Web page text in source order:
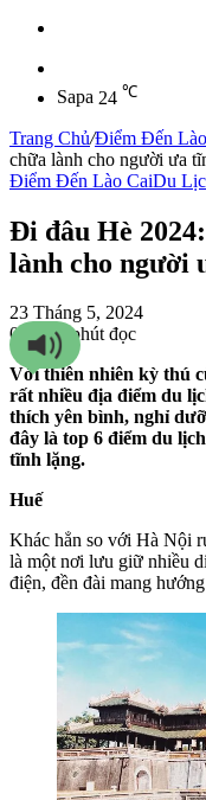
Sapa 24 ℃
Trang Chủ/Điểm Đến
chữa lành cho người ưa
Điểm Đến Lào CaiDu
Đi đâu Hè
lành cho người
23 Tháng 5, 2024
0 3757 phút đọc
Với thiên nhiên kỳ thú
rất nhiều địa điểm du
thích yên bình, nghỉ
đây là top 6 điểm du
tĩnh lặng.
Huế
Khác hẳn so với Hà Nội
là một nơi lưu giữ nhiều
điện, đền đài mang